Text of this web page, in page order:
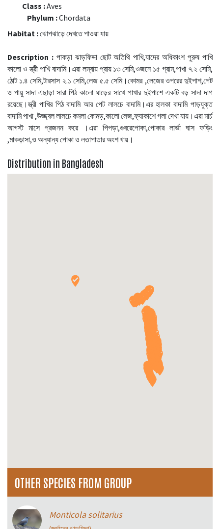
Class :Aves
Phylum :Chordata
Habitat :ঝোপঝাড়ে দেখতে পাওয়া যায়
Description :পাকড়া ঝাড়ফিদ্দা ছোট অতিথি পাখি,যাদের অধিকাংশ পুরুষ পাখি
কালো ও স্ত্রী পাখি বাদামি।এরা লম্বায় প্রায় ১৩ সেমি,ওজনে ১৫ গ্রাম,পাখা ৭.২ সেমি,
ঠোট ১.৪ সেমি,টারসাস ২.১ সেমি,লেজ ৫.৫ সেমি।কোমর ,লেজের ওপরের দুইপাশ,পেট
ও পায়ু সাদা এছাড়া সারা পিঠ কালো ঘাড়ের সাথে পাখার দুইপাশে একটি বড় সাদা দাগ
রয়েছে।স্ত্রী পাখির পিঠ বাদামি আর পেট লালচে বাদামি।এর হালকা বাদামি পাড়যুক্ত
বাদামি পাখা ,উজ্জ্বল লালচে কমলা কোমড়,কালো লেজ,ফ্যাকাশে গলা দেখা যায়।এরা মার্চ
আগস্ট মাসে প্রজনন করে ।এরা পিপড়া,গুবরেপোকা,পোকার লার্ভা ঘাস ফড়িং
,মাকড়াসা,ও অন্যান্য পোকা ও লতাপাতার অংশ খায়।
Distribution in Bangladesh
OTHER SPECIES FROM GROUP
Monticola solitarius